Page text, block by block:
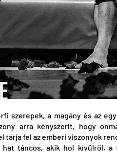
szerepek, a magány és az
arra kényszerít, hogy
tárja fel az emberi viszonyok
hat táncos, akik hol kívülről,